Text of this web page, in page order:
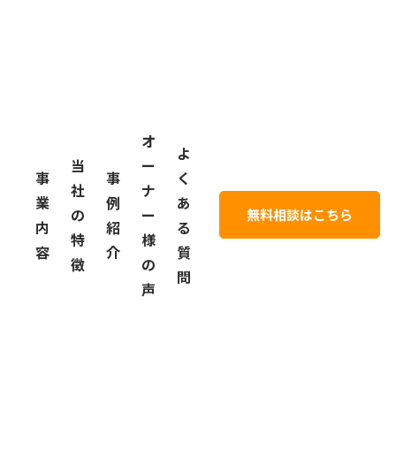
事
業
内
容
当
社
の
特
徴
事
例
紹
介
オ
ー
ナ
ー
様
の
声
よ
く
あ
る
質
問
無料相談はこちら